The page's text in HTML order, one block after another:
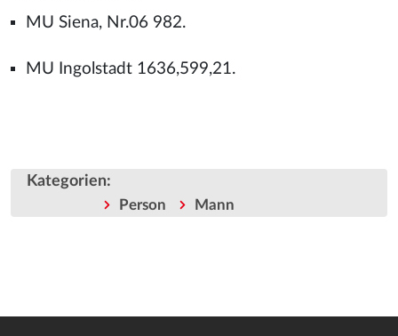
MU Siena, Nr.06 982.
MU Ingolstadt 1636,599,21.
Kategorien:
Person Mann